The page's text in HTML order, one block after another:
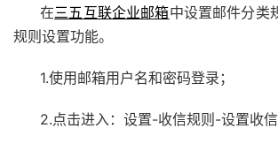
在三五互联企业邮箱中设置邮件分类
规则设置功能。
1.使用邮箱用户名和密码登录；
2.点击进入：设置-收信规则-设置收信